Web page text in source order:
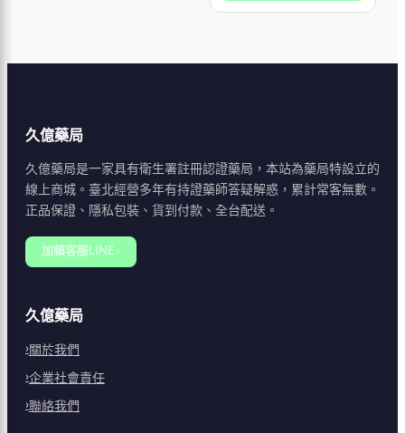
久億藥局
久億藥局是一家具有衛生署註冊認證藥局，本站為藥局特設立的
線上商城。臺北經營多年有持證藥師答疑解惑，累計常客無數。
正品保證、隱私包裝、貨到付款、全台配送。
加賴客服LINE ›
久億藥局
關於我們
企業社會責任
聯絡我們